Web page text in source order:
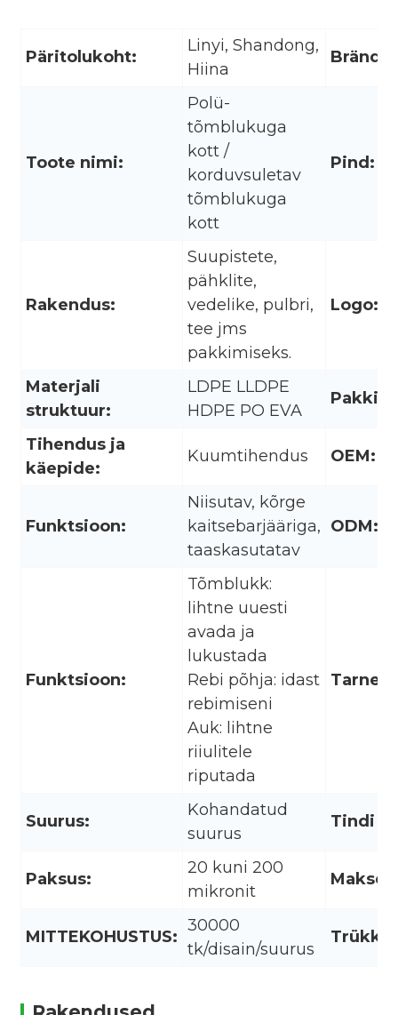
Päritolukoht:
Linyi, Shandong,
Hiina
Brändi
Toote nimi:
Polü-
tõmblukuga
kott /
korduvsuletav
tõmblukuga
kott
Pind:
Rakendus:
Suupistete,
pähklite,
vedelike, pulbri,
tee jms
pakkimiseks.
Logo:
Materjali
struktuur:
LDPE LLDPE
HDPE PO EVA
Tihendus ja
käepide:
Kuumtihendus OEM:
Funktsioon:
Niisutav, kõrge
kaitsebarjääriga,
taaskasutatav
ODM:
Funktsioon:
Tõmblukk:
lihtne uuesti
avada ja
lukustada
Rebi põhja: idast
rebimiseni
Auk: lihtne
riiulitele
riputada
Suurus:
Kohandatud
suurus
Tindi
Paksus:
20 kuni 200
mikronit
MITTEKOHUSTUS:
30000
tk/disain/suurus